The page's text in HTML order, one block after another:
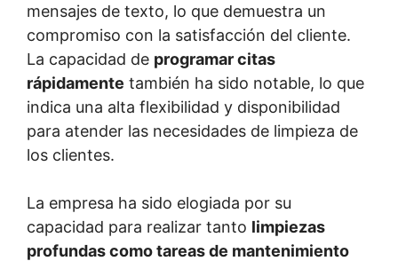
mensajes de texto, lo que demuestra un
compromiso con la satisfacción del cliente.
La capacidad de programar citas
rápidamente también ha sido notable, lo que
indica una alta flexibilidad y disponibilidad
para atender las necesidades de limpieza de
los clientes.
La empresa ha sido elogiada por su
capacidad para realizar tanto limpiezas
profundas como tareas de mantenimiento